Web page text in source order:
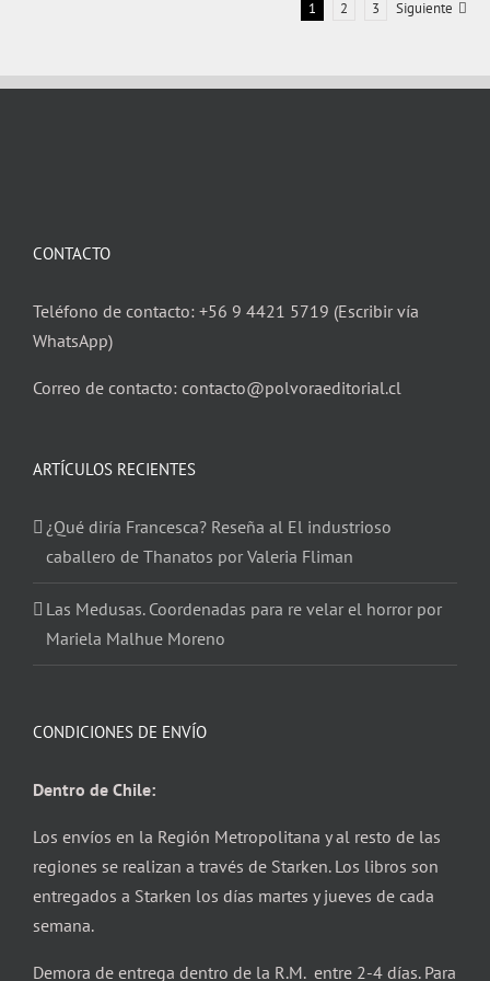
1 2 3 Siguiente
CONTACTO
Teléfono de contacto: +56 9 4421 5719 (Escribir vía
WhatsApp)
Correo de contacto: contacto@polvoraeditorial.cl
ARTÍCULOS RECIENTES
¿Qué diría Francesca? Reseña al El industrioso
caballero de Thanatos por Valeria Fliman
Las Medusas. Coordenadas para re velar el horror por
Mariela Malhue Moreno
CONDICIONES DE ENVÍO
Dentro de Chile:
Los envíos en la Región Metropolitana y al resto de las
regiones se realizan a través de Starken. Los libros son
entregados a Starken los días martes y jueves de cada
semana.
Demora de entrega dentro de la R.M. entre 2-4 días. Para